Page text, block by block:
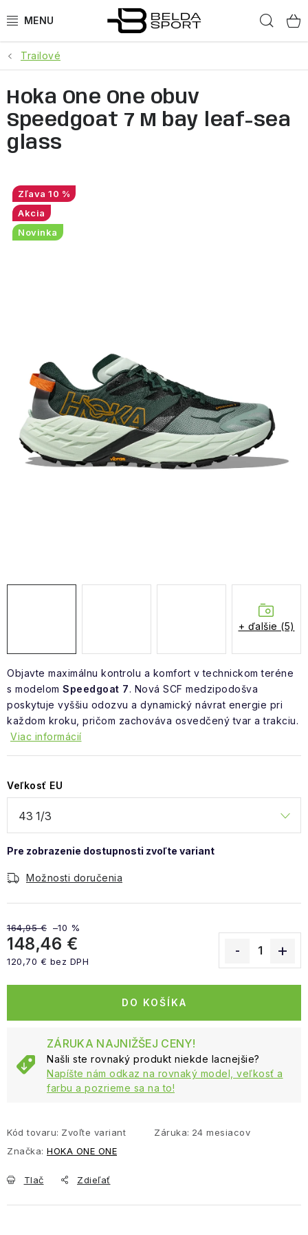
na
ŠPORTY
BEH
BOGNER
OBLEČENIE
OBUV
ZNAČKY
Vrátenie a výmena Doprava a platba
Blog
Moja objednávka
Trailové
Objavte maximálnu kontrolu a komfort v technickom teréne
s modelom Speedgoat 7. Nová SCF medzipodošva
poskytuje vyššiu odozvu a dynamický návrat energie pri
každom kroku, pričom zachováva osvedčený tvar a trakciu.
Viac informácií
Veľkosť EU
Možnosti doručenia
164,95 € –10 %
148,46 €
120,70 € bez DPH
DO KOŠÍKA
ZÁRUKA NAJNIŽŠEJ CENY!
Našli ste rovnaký produkt niekde lacnejšie?
Napíšte nám odkaz na rovnaký model, veľkosť a
farbu a pozrieme sa na to!
Kód tovaru: Zvoľte variant Záruka: 24 mesiacov
Značka: HOKA ONE ONE
Tlač Zdieľať
Hoka One One obuv
Speedgoat 7 M bay leaf-sea
glass
10 %
Akcia
Novinka
+ ďalšie (5)